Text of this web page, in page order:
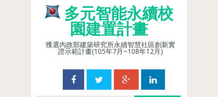
多元智能永續校
園建置計畫
獲選內政部建築研究所永續智慧社區創新實
證示範計畫(105年7月~108年12月)